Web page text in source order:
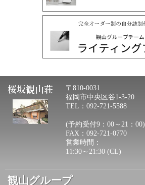
桜坂観山荘
〒810-0031
福岡市中央区谷1-3-20
TEL：092-721-5588
(予約受付9：00～21：00)
FAX：092-721-0770
営業時間：
11:30～21:30 (CL)
観山グループ